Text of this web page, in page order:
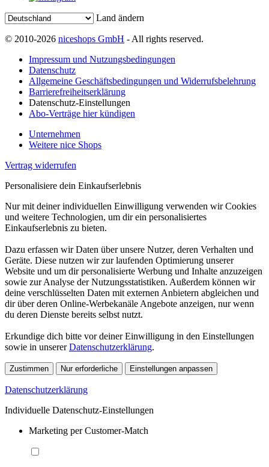
Land ändern
© 2010-2026 niceshops GmbH - All rights reserved.
Impressum und Nutzungsbedingungen
Datenschutz
Allgemeine Geschäftsbedingungen und Widerrufsbelehrung
Barrierefreiheitserklärung
Datenschutz-Einstellungen
Abo-Verträge hier kündigen
Unternehmen
Weitere nice Shops
Vertrag widerrufen
Personalisiere dein Einkaufserlebnis
Nur mit deiner individuellen Einwilligung verwenden wir Cookies
und weitere Technologien, um dir ein personalisiertes
Einkaufserlebnis zu bieten.
Dazu erfassen wir Daten über unsere Nutzer, deren Verhalten und
Geräte. Diese nutzen wir zur laufenden Optimierung unserer
Website und um dir personalisierte Werbung und Inhalte anzuzeigen
sowie zur Analyse der Nutzungsstatistiken. Außerdem können wir
deine verschlüsselten Daten mit externen Anbietern abgleichen und
dir über deren Online-Werbekanäle Angebote anzeigen, nur wenn
du deren Dienste bereits selbst nutzt.
Erkundige dich bitte vor deiner Einwilligung in den Einstellungen
sowie in unsererDatenschutzerklärung.
Zustimmen Nur erforderliche Einstellungen anpassen
Datenschutzerklärung
Individuelle Datenschutz-Einstellungen
Marketing per Customer-Match